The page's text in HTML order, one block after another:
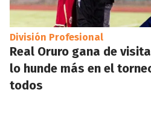
División Profesional
Real Oruro gana de
lo hunde más en el
todos